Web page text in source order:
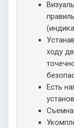
ходу
Есть